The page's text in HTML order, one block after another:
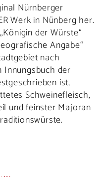
Nürnberger
Werk in Nünberg her.
der Würste“
Angabe“
nach
Innungsbuch der
ist,
Schweinefleisch,
und feinster Majoran